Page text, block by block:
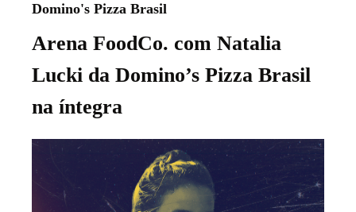
Arena FoodCo. com Natalia
Lucki da Domino’s Pizza Brasil
na íntegra
Domino's Pizza Brasil